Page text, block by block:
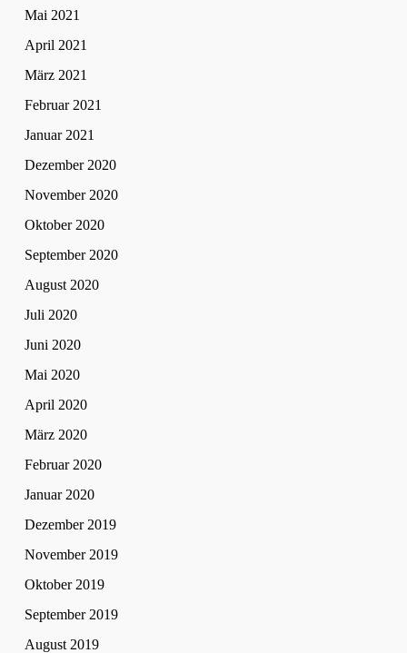
Mai 2021
April 2021
März 2021
Februar 2021
Januar 2021
Dezember 2020
November 2020
Oktober 2020
September 2020
August 2020
Juli 2020
Juni 2020
Mai 2020
April 2020
März 2020
Februar 2020
Januar 2020
Dezember 2019
November 2019
Oktober 2019
September 2019
August 2019